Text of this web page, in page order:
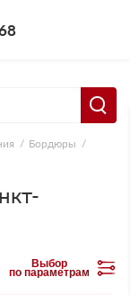
Бордюры
Выбор
по параметрам